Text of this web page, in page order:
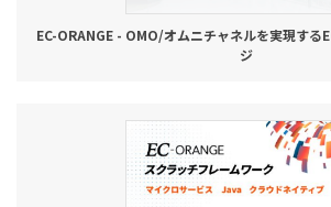
お問い合わせ
EC-ORANGE - OMO/オムニチャネルを実現する
ジ